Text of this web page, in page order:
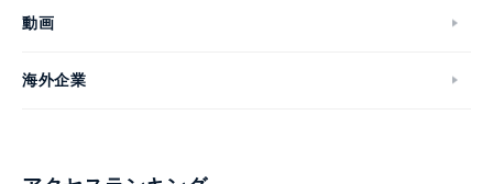
動画
海外企業